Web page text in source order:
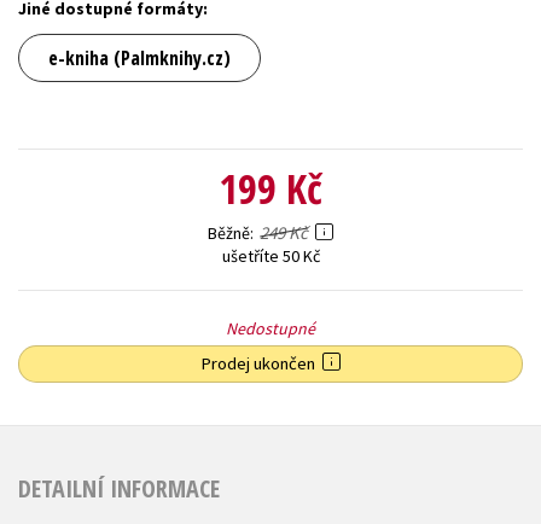
Jiné dostupné formáty:
e-kniha (Palmknihy.cz)
199 Kč
Běžně 249 Kč
ušetříte 50 Kč
Nedostupné
Prodej ukončen
DETAILNÍ INFORMACE